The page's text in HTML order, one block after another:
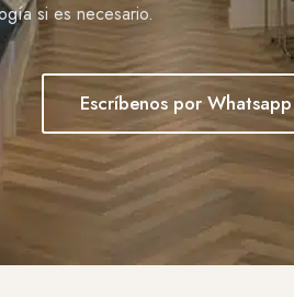
si es necesario.
Escríbenos por Whatsapp